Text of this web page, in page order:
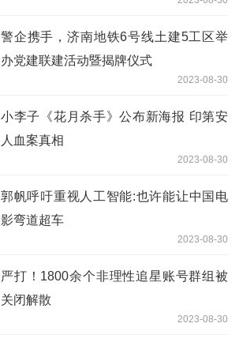
警企携手，济南地铁6号线土建5工区举
办党建联建活动暨揭牌仪式
2023-08-30
小李子《花月杀手》公布新海报 印第安
人血案真相
2023-08-30
郭帆呼吁重视人工智能:也许能让中国电
影弯道超车
2023-08-30
严打！1800余个非理性追星账号群组被
关闭解散
2023-08-30